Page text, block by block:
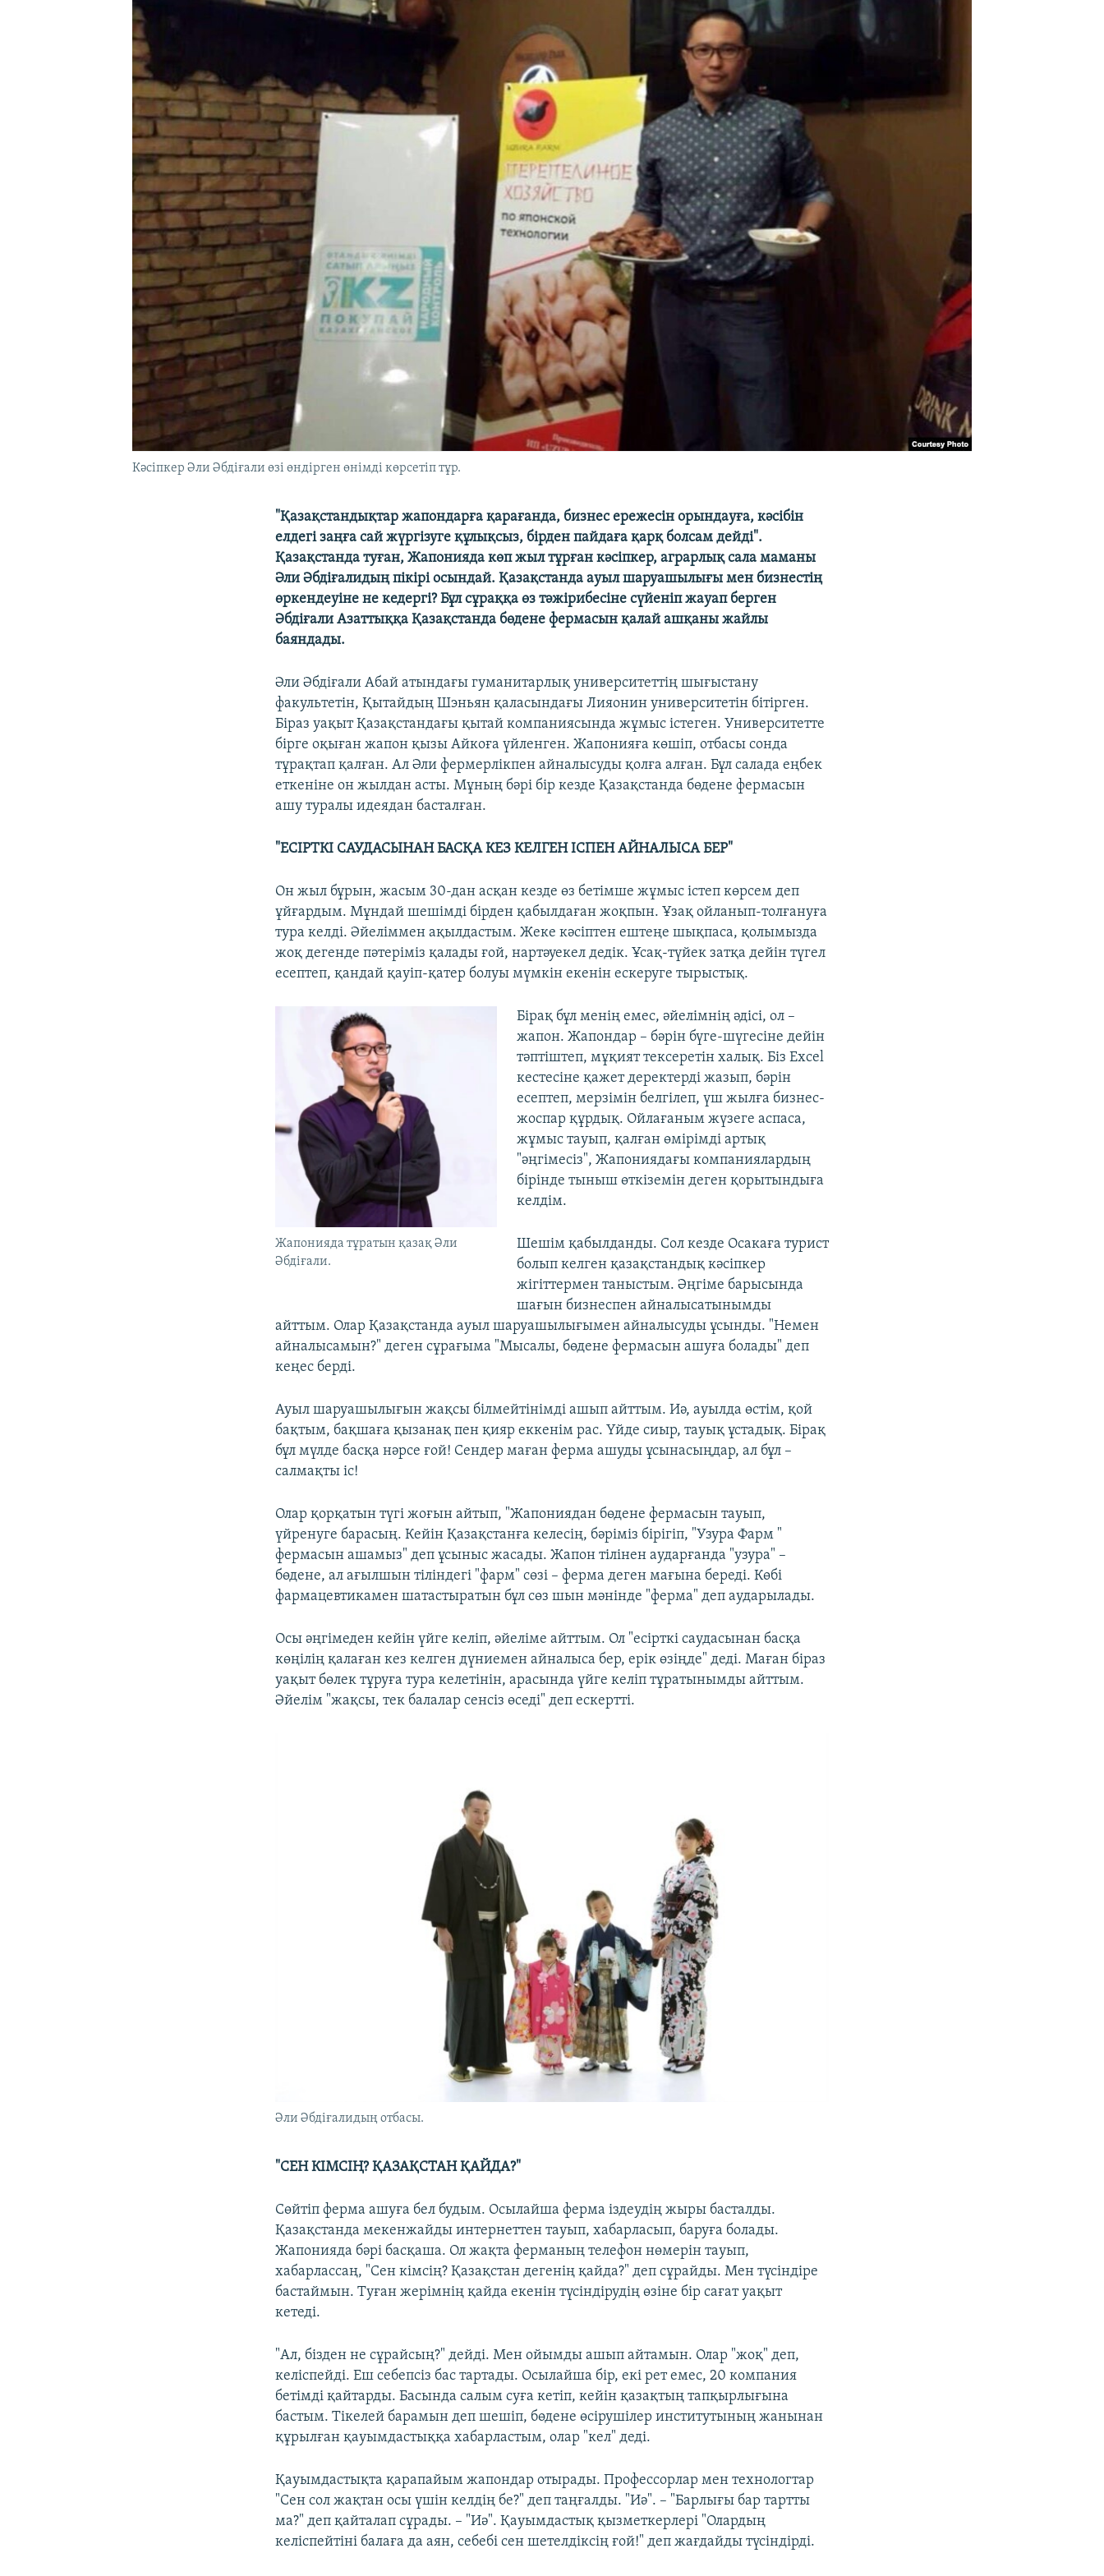
Кәсіпкер Әли Әбдіғали өзі өндірген өнімді көрсетіп тұр.
"Қазақстандықтар жапондарға қарағанда, бизнес ережесін орындауға, кәсібін
елдегі заңға сай жүргізуге құлықсыз, бірден пайдаға қарқ болсам дейді".
Қазақстанда туған, Жапонияда көп жыл тұрған кәсіпкер, аграрлық сала маманы
Әли Әбдіғалидың пікірі осындай. Қазақстанда ауыл шаруашылығы мен бизнестің
өркендеуіне не кедергі? Бұл сұраққа өз тәжірибесіне сүйеніп жауап берген
Әбдіғали Азаттыққа Қазақстанда бөдене фермасын қалай ашқаны жайлы
баяндады.
Әли Әбдіғали Абай атындағы гуманитарлық университеттің шығыстану
факультетін, Қытайдың Шэньян қаласындағы Лияонин университетін бітірген.
Біраз уақыт Қазақстандағы қытай компаниясында жұмыс істеген. Университетте
бірге оқыған жапон қызы Айкоға үйленген. Жапонияға көшіп, отбасы сонда
тұрақтап қалған. Ал Әли фермерлікпен айналысуды қолға алған. Бұл салада еңбек
еткеніне он жылдан асты. Мұның бәрі бір кезде Қазақстанда бөдене фермасын
ашу туралы идеядан басталған.
"ЕСІРТКІ САУДАСЫНАН БАСҚА КЕЗ КЕЛГЕН ІСПЕН АЙНАЛЫСА БЕР"
Он жыл бұрын, жасым 30-дан асқан кезде өз бетімше жұмыс істеп көрсем деп
ұйғардым. Мұндай шешімді бірден қабылдаған жоқпын. Ұзақ ойланып-толғануға
тура келді. Әйеліммен ақылдастым. Жеке кәсіптен ештеңе шықпаса, қолымызда
жоқ дегенде пәтеріміз қалады ғой, нартәуекел дедік. Ұсақ-түйек затқа дейін түгел
есептеп, қандай қауіп-қатер болуы мүмкін екенін ескеруге тырыстық.
Жапонияда тұратын қазақ Әли
Әбдіғали.
Бірақ бұл менің емес, әйелімнің әдісі, ол –
жапон. Жапондар – бәрін бүге-шүгесіне дейін
тәптіштеп, мұқият тексеретін халық. Біз Excel
кестесіне қажет деректерді жазып, бәрін
есептеп, мерзімін белгілеп, үш жылға бизнес-
жоспар құрдық. Ойлағаным жүзеге аспаса,
жұмыс тауып, қалған өмірімді артық
"әңгімесіз", Жапониядағы компаниялардың
бірінде тыныш өткіземін деген қорытындыға
келдім.
Шешім қабылданды. Сол кезде Осакаға турист
болып келген қазақстандық кәсіпкер
жігіттермен таныстым. Әңгіме барысында
шағын бизнеспен айналысатынымды
айттым. Олар Қазақстанда ауыл шаруашылығымен айналысуды ұсынды. "Немен
айналысамын?" деген сұрағыма "Мысалы, бөдене фермасын ашуға болады" деп
кеңес берді.
Ауыл шаруашылығын жақсы білмейтінімді ашып айттым. Иә, ауылда өстім, қой
бақтым, бақшаға қызанақ пен қияр еккенім рас. Үйде сиыр, тауық ұстадық. Бірақ
бұл мүлде басқа нәрсе ғой! Сендер маған ферма ашуды ұсынасыңдар, ал бұл –
салмақты іс!
Олар қорқатын түгі жоғын айтып, "Жапониядан бөдене фермасын тауып,
үйренуге барасың. Кейін Қазақстанға келесің, бәріміз бірігіп, "Узура Фарм "
фермасын ашамыз" деп ұсыныс жасады. Жапон тілінен аударғанда "узура" –
бөдене, ал ағылшын тіліндегі "фарм" сөзі – ферма деген мағына береді. Көбі
фармацевтикамен шатастыратын бұл сөз шын мәнінде "ферма" деп аударылады.
Осы әңгімеден кейін үйге келіп, әйеліме айттым. Ол "есірткі саудасынан басқа
көңілің қалаған кез келген дүниемен айналыса бер, ерік өзіңде" деді. Маған біраз
уақыт бөлек тұруға тура келетінін, арасында үйге келіп тұратынымды айттым.
Әйелім "жақсы, тек балалар сенсіз өседі" деп ескертті.
Әли Әбдіғалидың отбасы.
"СЕН КІМСІҢ? ҚАЗАҚСТАН ҚАЙДА?"
Сөйтіп ферма ашуға бел будым. Осылайша ферма іздеудің жыры басталды.
Қазақстанда мекенжайды интернеттен тауып, хабарласып, баруға болады.
Жапонияда бәрі басқаша. Ол жақта ферманың телефон нөмерін тауып,
хабарлассаң, "Сен кімсің? Қазақстан дегенің қайда?" деп сұрайды. Мен түсіндіре
бастаймын. Туған жерімнің қайда екенін түсіндірудің өзіне бір сағат уақыт
кетеді.
"Ал, бізден не сұрайсың?" дейді. Мен ойымды ашып айтамын. Олар "жоқ" деп,
келіспейді. Еш себепсіз бас тартады. Осылайша бір, екі рет емес, 20 компания
бетімді қайтарды. Басында салым суға кетіп, кейін қазақтың тапқырлығына
бастым. Тікелей барамын деп шешіп, бөдене өсірушілер институтының жанынан
құрылған қауымдастыққа хабарластым, олар "кел" деді.
Қауымдастықта қарапайым жапондар отырады. Профессорлар мен технологтар
"Сен сол жақтан осы үшін келдің бе?" деп таңғалды. "Иә". – "Барлығы бар тартты
ма?" деп қайталап сұрады. – "Иә". Қауымдастық қызметкерлері "Олардың
келіспейтіні балаға да аян, себебі сен шетелдіксің ғой!" деп жағдайды түсіндірді.